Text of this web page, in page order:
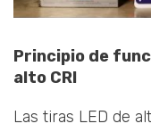
Principio de
alto CRl
Las tiras LED de